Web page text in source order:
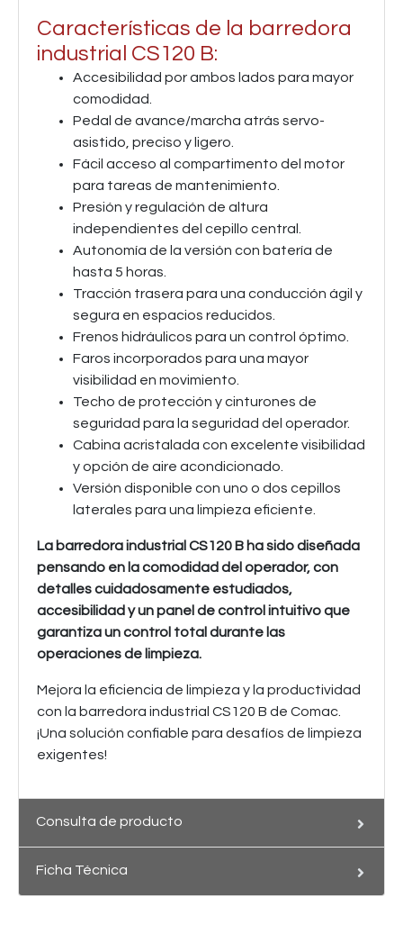
Características de la barredora
industrial CS120 B:
Accesibilidad por ambos lados para mayor
comodidad.
Pedal de avance/marcha atrás servo-
asistido, preciso y ligero.
Fácil acceso al compartimento del motor
para tareas de mantenimiento.
Presión y regulación de altura
independientes del cepillo central.
Autonomía de la versión con batería de
hasta 5 horas.
Tracción trasera para una conducción ágil y
segura en espacios reducidos.
Frenos hidráulicos para un control óptimo.
Faros incorporados para una mayor
visibilidad en movimiento.
Techo de protección y cinturones de
seguridad para la seguridad del operador.
Cabina acristalada con excelente visibilidad
y opción de aire acondicionado.
Versión disponible con uno o dos cepillos
laterales para una limpieza eficiente.
La barredora industrial CS120 B ha sido diseñada
pensando en la comodidad del operador, con
detalles cuidadosamente estudiados,
accesibilidad y un panel de control intuitivo que
garantiza un control total durante las
operaciones de limpieza.
Mejora la eficiencia de limpieza y la productividad
con la barredora industrial CS120 B de Comac.
¡Una solución confiable para desafíos de limpieza
exigentes!
Consulta de producto
Ficha Técnica